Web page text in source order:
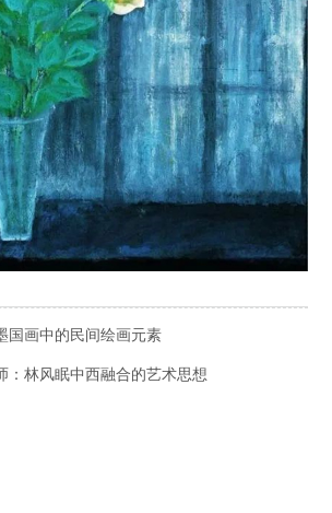
国画中的民间绘画元素
：林风眠中西融合的艺术思想